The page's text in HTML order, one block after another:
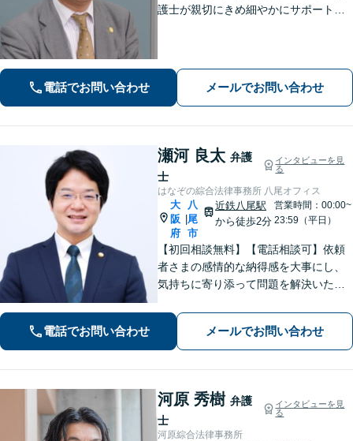
護士が親切にきめ細やかにサポートし
料（一部除く）】【夜間・休日の相談
電話でお問い合わせ メールでお問い合わせ
瀬河 良太 弁護
士
インタビューを見
る
はなぞの綜合法律事務所 八尾オフィス
大
阪
府
八
尾
市
近鉄八尾駅
から徒歩2分
営業時間：00:00~
23:59（平日）
【初回相談無料】【電話相談可】依頼
者さまの感情的な納得感を大事にし、
気持ちに寄り添って問題を解決いたし
し、秘密厳守を徹底」子の監護が関わ
る複雑なケースも対応【完全個室対
応】【子連れ相談可】【休日・夜間相
談可】
電話でお問い合わせ メールでお問い合わせ
河原 秀樹 弁護
士
インタビューを見
る
河原綜合法律事務所